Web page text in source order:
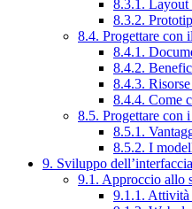
8.3.1. Layout
8.3.2.
8.4. Progettare con
8.4.1.
8.4.2.
8.4.3.
8.4.4. Come
8.5. Progettare con
8.5.1.
8.5.2. I
9. Sviluppo dell’interfaccia
9.1. Approccio allo
9.1.1.